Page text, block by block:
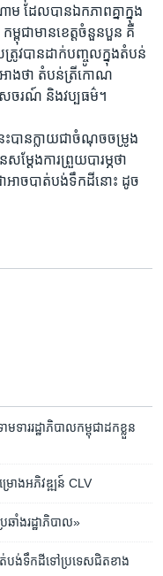
ម​ ដែល​បាន​ឯកភាព​គ្នា​ក្នុង​
កម្ពុជា​មាន​ខេត្ត​ចំនួន​បួន​ គឺ​
រូវ​បាន​ដាក់​បញ្ចូល​ក្នុង​តំបន់​
អាង​ថា​ តំបន់​ត្រីកោណ​
ស​ចរណ៍ ​និង​វប្បធម៌។​
បាន​ក្លាយ​ជា​ចំណុច​ចម្រូង​
ែង​ការ​ព្រួយ​បារម្ភ​ថា​
អាច​បាត់​បង់​ទឹកដី​នោះ ​ដូច​
ារ​រដ្ឋាភិបាល​កម្ពុជា​ដកខ្លួន
រោង​អភិវឌ្ឍន៍​ CLV
ឆាំង​រដ្ឋាភិបាល»
ត់បង់​ទឹកដី​ទៅ​ប្រទេស​ជិត​ខាង